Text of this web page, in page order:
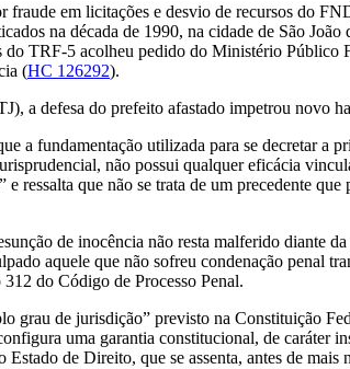
em licitações e desvio de recursos do
na década de 1990, na cidade de São
TRF-5 acolheu pedido do Ministério Público
(HC 126292).
a defesa do prefeito afastado impetrou novo
a fundamentação utilizada para se decretar a
não possui qualquer eficácia
que não se trata de um precedente
de inocência não resta malferido diante
aquele que não sofreu condenação penal
do Código de Processo Penal.
grau de jurisdição” previsto na Constituição
uma garantia constitucional, de caráter
de Direito, que se assenta, antes de